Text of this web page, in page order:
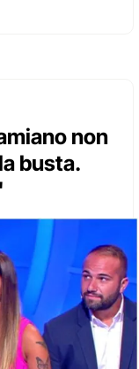
non
busta.